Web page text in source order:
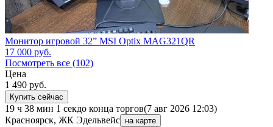
Монитор игровой 32” MSI Optix MAG321QR
17 000 руб.
Посмотреть все (102)
Цена
1 490 руб.
Купить сейчас
19 ч 38 мин 1 секдо конца торгов(7 авг 2026 12:03)
Красноярск, ЖК Эдельвейс на карте